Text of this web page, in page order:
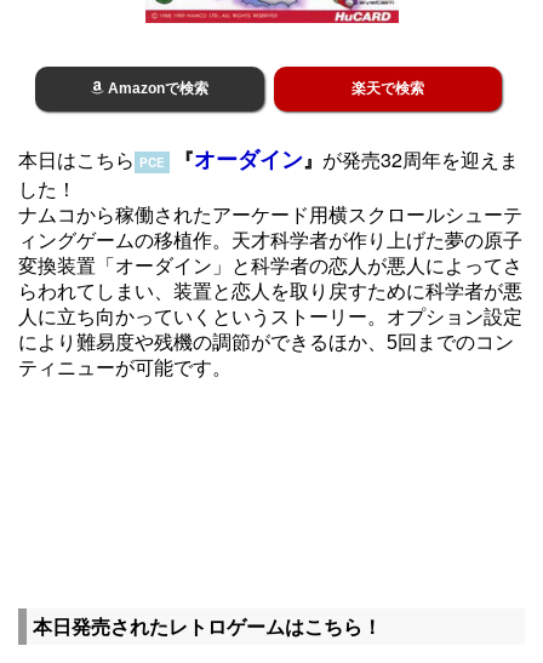
Amazonで検索 楽天で検索
本日はこちら PCE 『オーダイン』 が発売32周年を迎えま
した！
ナムコから稼働されたアーケード用横スクロールシューテ
ィングゲームの移植作。天才科学者が作り上げた夢の原子
変換装置「オーダイン」と科学者の恋人が悪人によってさ
らわれてしまい、装置と恋人を取り戻すために科学者が悪
人に立ち向かっていくというストーリー。オプション設定
により難易度や残機の調節ができるほか、5回までのコン
ティニューが可能です。
本日発売されたレトロゲームはこちら！